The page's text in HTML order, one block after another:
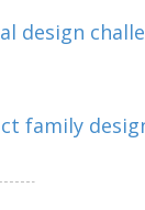
design
family